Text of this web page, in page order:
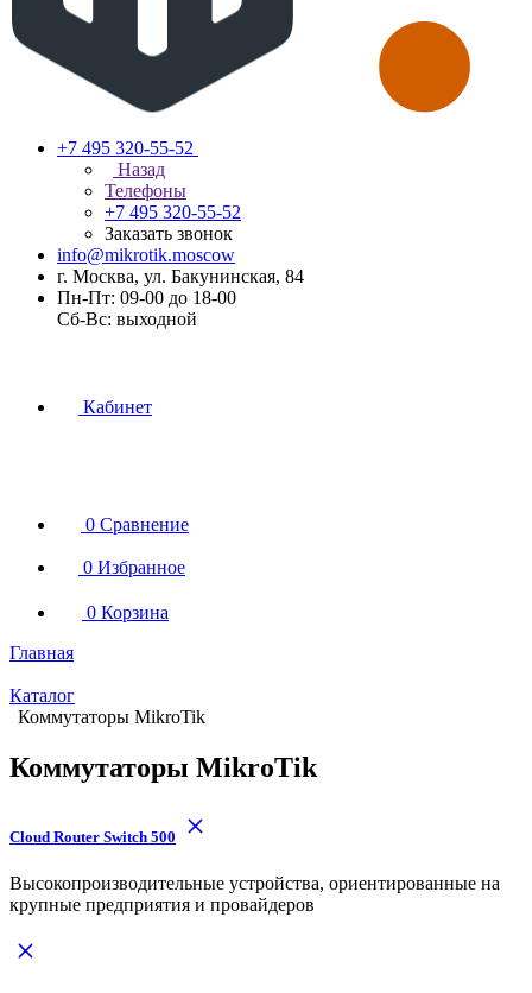
+7 495 320-55-52
Назад
Телефоны
+7 495 320-55-52
Заказать звонок
info@mikrotik.moscow
г. Москва, ул. Бакунинская, 84
Пн-Пт: 09-00 до 18-00
Сб-Вс: выходной
Кабинет
0 Сравнение
0 Избранное
0 Корзина
Главная
Каталог
Коммутаторы MikroTik
Коммутаторы MikroTik
Cloud Router Switch 500
Высокопроизводительные устройства, ориентированные на
крупные предприятия и провайдеров